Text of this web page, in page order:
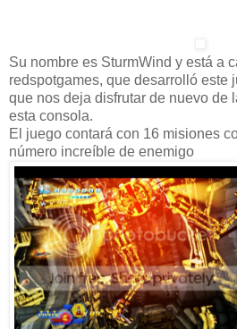
Su nombre es SturmWind y está a
redspotgames, que desarrolló este
que nos deja disfrutar de nuevo de
esta consola.
El juego contará con 16 misiones
número increíble de enemigo